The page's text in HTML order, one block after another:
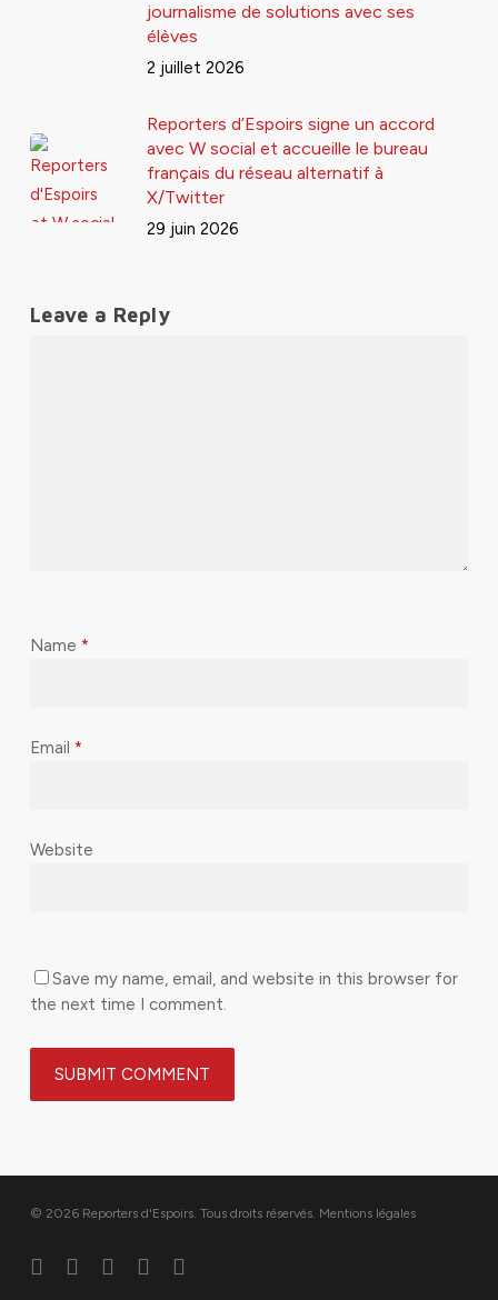
journalisme de solutions avec ses
élèves
2 juillet 2026
Reporters d’Espoirs signe un accord
avec W social et accueille le bureau
français du réseau alternatif à
X/Twitter
29 juin 2026
Leave a Reply
Name *
Email *
Website
Save my name, email, and website in this browser for
the next time I comment.
© 2026 Reporters d'Espoirs. Tous droits réservés. Mentions légales
twitter facebooklinkedinyoutubeflickr